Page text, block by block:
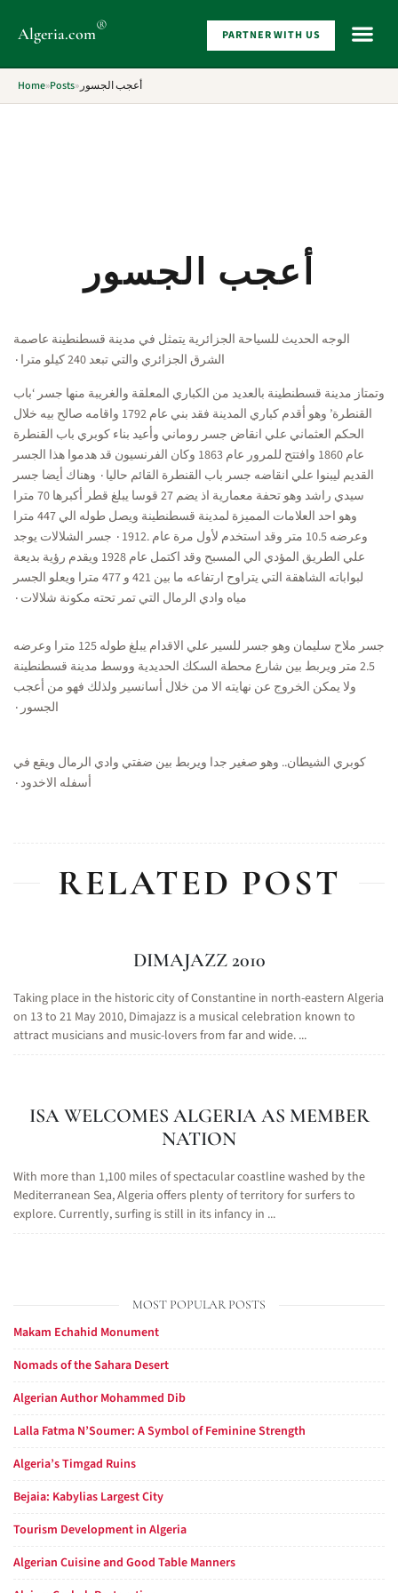
Algeria.com® PARTNER WITH US
Home»Posts» أعجب الجسور
أعجب الجسور
الوجه الحديث للسياحة الجزائرية يتمثل في مدينة قسطنطينة عاصمة
الشرق الجزائري والتي تبعد 240 كيلو مترا٠
وتمتاز مدينة قسطنطينة بالعديد من الكباري المعلقة والغريبة منها جسر ‘باب
القنطرة’ وهو أقدم كباري المدينة فقد بني عام 1792 واقامه صالح بيه خلال
الحكم العثماني علي انقاض جسر روماني وأعيد بناء كوبري باب القنطرة
عام 1860 وافتتح للمرور عام 1863 وكان الفرنسيون قد هدموا هذا الجسر
القديم ليبنوا علي انقاضه جسر باب القنطرة القائم حاليا٠
وهناك أيضا جسر
سيدي راشد وهو تحفة معمارية اذ يضم 27 قوسا يبلغ قطر أكبرها 70 مترا
وهو احد العلامات المميزة لمدينة قسطنطينة ويصل طوله الي 447 مترا
وعرضه 10.5 متر وقد استخدم لأول مرة عام .٠1912
جسر الشلالات يوجد
علي الطريق المؤدي الي المسبح وقد اكتمل عام 1928 ويقدم رؤية بديعة
لبواباته الشاهقة التي يتراوح ارتفاعه ما بين 421 و 477 مترا ويعلو الجسر
مياه وادي الرمال التي تمر تحته مكونة شلالات٠
جسر ملاح سليمان وهو جسر للسير علي الاقدام يبلغ طوله 125 مترا وعرضه
2.5 متر ويربط بين شارع محطة السكك الحديدية ووسط مدينة قسطنطينة
ولا يمكن الخروج عن نهايته الا من خلال أسانسير ولذلك فهو من أعجب
الجسور٠
كوبري الشيطان.. وهو صغير جدا ويربط بين ضفتي وادي الرمال ويقع في
أسفله الاخدود٠
RELATED POST
DIMAJAZZ 2010
Taking place in the historic city of Constantine in north-eastern Algeria
on 13 to 21 May 2010, Dimajazz is a musical celebration known to
attract musicians and music-lovers from far and wide. ...
ISA WELCOMES ALGERIA AS MEMBER
NATION
With more than 1,100 miles of spectacular coastline washed by the
Mediterranean Sea, Algeria offers plenty of territory for surfers to
explore. Currently, surfing is still in its infancy in ...
MOST POPULAR POSTS
Makam Echahid Monument
Nomads of the Sahara Desert
Algerian Author Mohammed Dib
Lalla Fatma N’Soumer: A Symbol of Feminine Strength
Algeria’s Timgad Ruins
Bejaia: Kabylias Largest City
Tourism Development in Algeria
Algerian Cuisine and Good Table Manners